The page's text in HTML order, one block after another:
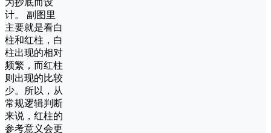
为抄底而设
计。 副图里
主要就是看白
柱和红柱，白
柱出现的相对
频繁，而红柱
则出现的比较
少。所以，从
常规逻辑判断
来说，红柱的
参考意义会更